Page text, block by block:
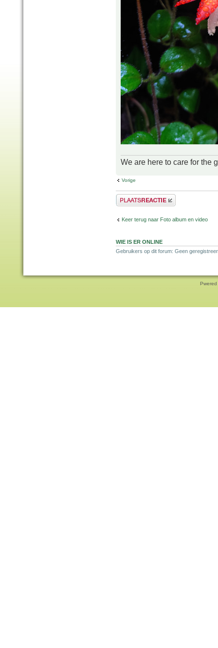
We are here to care for the
Vorige
Plaats een reactie
Keer terug naar Foto album en video
WIE IS ER ONLINE
Gebruikers op dit forum: Geen